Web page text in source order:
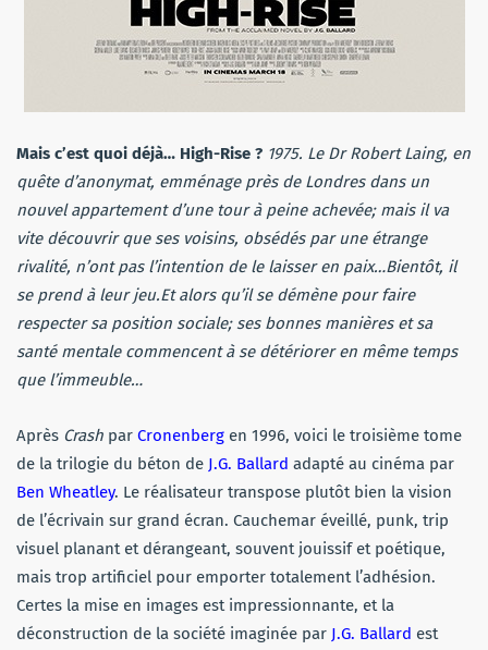
Mais c’est quoi déjà… High-Rise ? 1975. Le Dr Robert Laing, en
quête d’anonymat, emménage près de Londres dans un
nouvel appartement d’une tour à peine achevée; mais il va
vite découvrir que ses voisins, obsédés par une étrange
rivalité, n’ont pas l’intention de le laisser en paix…Bientôt, il
se prend à leur jeu.Et alors qu’il se démène pour faire
respecter sa position sociale; ses bonnes manières et sa
santé mentale commencent à se détériorer en même temps
que l’immeuble…
Après Crash par Cronenberg en 1996, voici le troisième tome
de la trilogie du béton de J.G. Ballard adapté au cinéma par
Ben Wheatley. Le réalisateur transpose plutôt bien la vision
de l’écrivain sur grand écran. Cauchemar éveillé, punk, trip
visuel planant et dérangeant, souvent jouissif et poétique,
mais trop artificiel pour emporter totalement l’adhésion.
Certes la mise en images est impressionnante, et la
déconstruction de la société imaginée par J.G. Ballard est